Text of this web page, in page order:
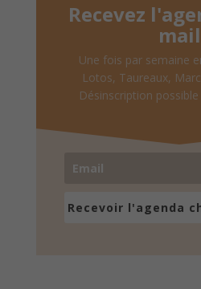
Recevez
mail
Une fois par semaine
Lotos, Taureaux,
Désinscription
Recevoir l'agenda